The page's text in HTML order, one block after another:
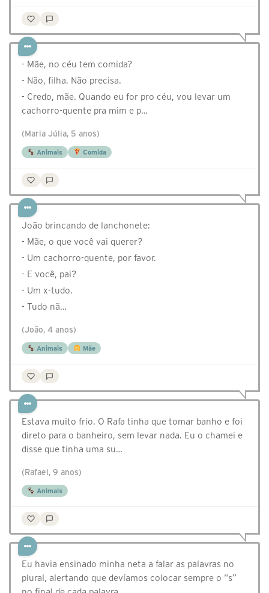
- Mãe, no céu tem comida?
- Não, filha. Não precisa.
- Credo, mãe. Quando eu for pro céu, vou levar um
cachorro-quente pra mim e p…
(Maria Júlia, 5 anos)
Animais Comida
João brincando de lanchonete:
- Mãe, o que você vai querer?
- Um cachorro-quente, por favor.
- E você, pai?
- Um x-tudo.
- Tudo nã…
(João, 4 anos)
Animais Mãe
Estava muito frio. O Rafa tinha que tomar banho e foi
direto para o banheiro, sem levar nada. Eu o chamei e
disse que tinha uma su…
(Rafael, 9 anos)
Animais
Eu havia ensinado minha neta a falar as palavras no
plural, alertando que devíamos colocar sempre o “s”